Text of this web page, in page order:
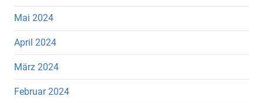
Mai 2024
April 2024
März 2024
Februar 2024